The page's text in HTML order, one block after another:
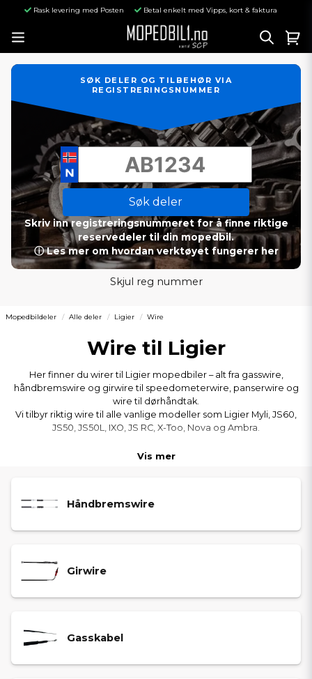
Rask levering med Posten Betal enkelt med Vipps, kort & faktura
SØK DELER OG TILBEHØR VIA
REGISTRERINGSNUMMER
Søk deler
Skriv inn registreringsnummeret for å finne riktige
reservedeler til din mopedbil.
ⓘ Les mer om hvordan verktøyet fungerer her
Skjul reg nummer
Mopedbildeler Alle deler Ligier Wire
Wire til Ligier
Her finner du wirer til Ligier mopedbiler – alt fra gasswire,
håndbremswire og girwire til speedometerwire, panserwire og
wire til dørhåndtak.
Vi tilbyr riktig wire til alle vanlige modeller som Ligier Myli, JS60,
JS50, JS50L, IXO, JS RC, X-Too, Nova og Ambra.
Vis mer
Håndbremswire
Girwire
Gasskabel